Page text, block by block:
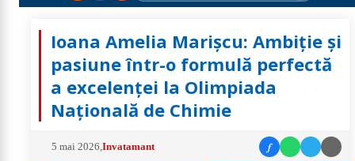
Ioana Amelia Marișcu: Ambiție și
pasiune într-o formulă perfectă
a excelenței la Olimpiada
Națională de Chimie
5 mai 2026 ,Invatamant f